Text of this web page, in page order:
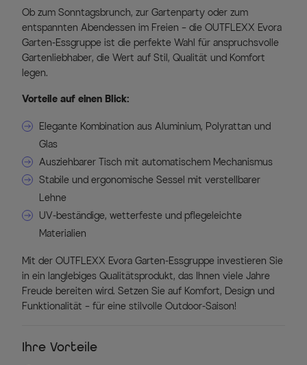
Ob zum Sonntagsbrunch, zur Gartenparty oder zum
entspannten Abendessen im Freien – die OUTFLEXX Evora
Garten-Essgruppe ist die perfekte Wahl für anspruchsvolle
Gartenliebhaber, die Wert auf Stil, Qualität und Komfort
legen.
Vorteile auf einen Blick:
Elegante Kombination aus Aluminium, Polyrattan und
Glas
Ausziehbarer Tisch mit automatischem Mechanismus
Stabile und ergonomische Sessel mit verstellbarer
Lehne
UV-beständige, wetterfeste und pflegeleichte
Materialien
Mit der OUTFLEXX Evora Garten-Essgruppe investieren Sie
in ein langlebiges Qualitätsprodukt, das Ihnen viele Jahre
Freude bereiten wird. Setzen Sie auf Komfort, Design und
Funktionalität – für eine stilvolle Outdoor-Saison!
Ihre Vorteile